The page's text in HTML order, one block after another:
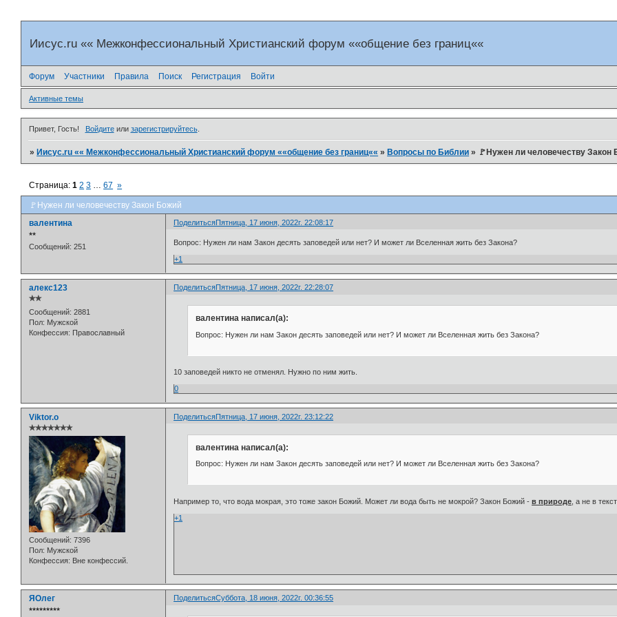
Иисус.ru «« Межконфессиональный Христианский форум ««общение без границ««
Форум Участники Правила Поиск Регистрация Войти
Активные темы
Привет, Гость! Войдитеили зарегистрируйтесь.
»Иисус.ru «« Межконфессиональный Христианский форум ««общение без границ«« »Вопросы по Библии » 🚩Нужен ли человечеству Закон
🚩Нужен ли человечеству Закон Божий
Страница:1 2 3 … 67 »
ПоделитьсяПятница, 17 июня, 2022г. 22:08:17
валентина
⭒⭒
Сообщений: 251
Вопрос: Нужен ли нам Закон десять заповедей или нет? И может ли Вселенная жить без Закона?
+1
ПоделитьсяПятница, 17 июня, 2022г. 22:28:07
алекс123
✯✯
Сообщений: 2881
Пол: Мужской
Конфессия: Православный
валентина написал(а):
Вопрос: Нужен ли нам Закон десять заповедей или нет? И может ли Вселенная жить без Закона?
10 заповедей никто не отменял. Нужно по ним жить.
0
ПоделитьсяПятница, 17 июня, 2022г. 23:12:22
Viktor.o
✯✯✯✯✯✯✯
Сообщений: 7396
Пол: Мужской
Конфессия: Вне конфессий.
валентина написал(а):
Вопрос: Нужен ли нам Закон десять заповедей или нет? И может ли Вселенная жить без Закона?
Например то, что вода мокрая, это тоже закон Божий. Может ли вода быть не мокрой? Закон Божий -в природе , а не в
+1
ПоделитьсяСуббота, 18 июня, 2022г. 00:36:55
ЯОлег
⭒⭒⭒⭒⭒⭒⭒⭒⭒